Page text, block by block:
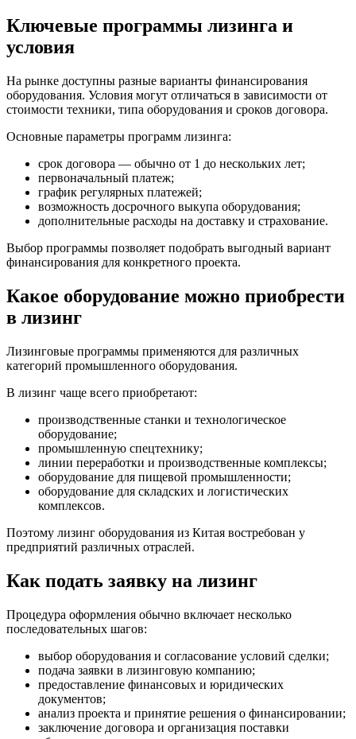
Ключевые программы лизинга и
условия
На рынке доступны разные варианты финансирования
оборудования. Условия могут отличаться в зависимости от
стоимости техники, типа оборудования и сроков договора.
Основные параметры программ лизинга:
срок договора — обычно от 1 до нескольких лет;
первоначальный платеж;
график регулярных платежей;
возможность досрочного выкупа оборудования;
дополнительные расходы на доставку и страхование.
Выбор программы позволяет подобрать выгодный вариант
финансирования для конкретного проекта.
Какое оборудование можно приобрести
в лизинг
Лизинговые программы применяются для различных
категорий промышленного оборудования.
В лизинг чаще всего приобретают:
производственные станки и технологическое
оборудование;
промышленную спецтехнику;
линии переработки и производственные комплексы;
оборудование для пищевой промышленности;
оборудование для складских и логистических
комплексов.
Поэтому лизинг оборудования из Китая востребован у
предприятий различных отраслей.
Как подать заявку на лизинг
Процедура оформления обычно включает несколько
последовательных шагов:
выбор оборудования и согласование условий сделки;
подача заявки в лизинговую компанию;
предоставление финансовых и юридических
документов;
анализ проекта и принятие решения о финансировании;
заключение договора и организация поставки